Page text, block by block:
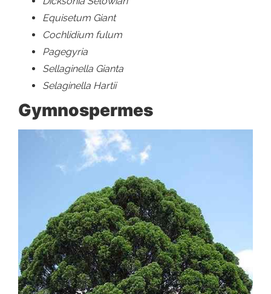
Equisetum Giant
Cochlidium fulum
Pagegyria
Sellaginella Gianta
Selaginella Hartii
Gymnospermes